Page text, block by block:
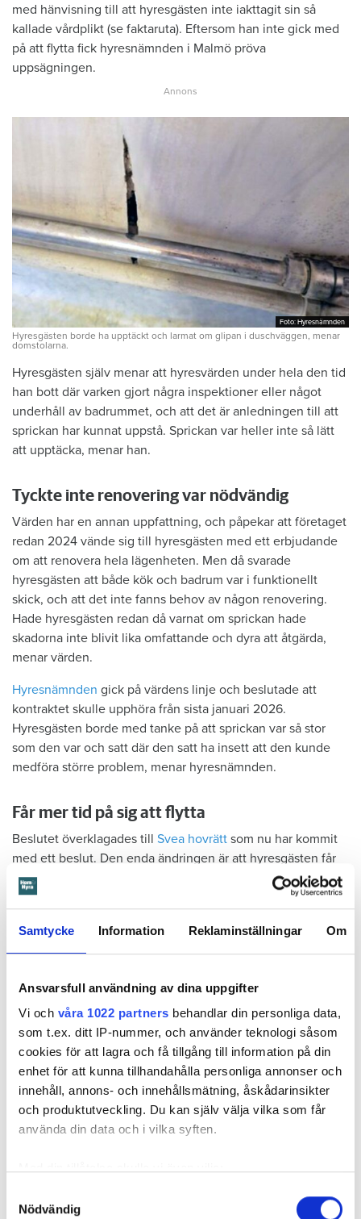
Samtycke Information Reklaminställningar Om
Ansvarsfull användning av dina uppgifter
Vi och våra 1022 partners behandlar din personliga data,
som t.ex. ditt IP-nummer, och använder teknologi såsom
cookies för att lagra och få tillgång till information på din
enhet för att kunna tillhandahålla personliga annonser och
innehåll, annons- och innehållsmätning, åskådarinsikter
och produktutveckling. Du kan själv välja vilka som får
använda din data och i vilka syften.
som kan ha en noggrannhet på upp till flera meter
Nödvändig
med hänvisning till att hyresgästen inte iakttagit sin så
kallade vårdplikt (se faktaruta). Eftersom han inte gick med
på att flytta fick hyresnämnden i Malmö pröva
uppsägningen.
Foto: Hyresnämnden
Foto: Hyresnämnden
Hyresgästen borde ha upptäckt och larmat om glipan i duschväggen, menar
domstolarna.
Hyresgästen själv menar att hyresvärden under hela den tid
han bott där varken gjort några inspektioner eller något
underhåll av badrummet, och att det är anledningen till att
sprickan har kunnat uppstå. Sprickan var heller inte så lätt
att upptäcka, menar han.
Tyckte inte renovering var nödvändig
Värden har en annan uppfattning, och påpekar att företaget
redan 2024 vände sig till hyresgästen med ett erbjudande
om att renovera hela lägenheten. Men då svarade
hyresgästen att både kök och badrum var i funktionellt
skick, och att det inte fanns behov av någon renovering.
Hade hyresgästen redan då varnat om sprickan hade
skadorna inte blivit lika omfattande och dyra att åtgärda,
menar värden.
Hyresnämnden gick på värdens linje och beslutade att
kontraktet skulle upphöra från sista januari 2026.
Hyresgästen borde med tanke på att sprickan var så stor
som den var och satt där den satt ha insett att den kunde
medföra större problem, menar hyresnämnden.
Får mer tid på sig att flytta
Beslutet överklagades till Svea hovrätt som nu har kommit
med ett beslut. Den enda ändringen är att hyresgästen får
längre tid på sig att flytta – något som hyresvärden inför
domen sagt sig villig att gå med på. Innan 2 november i år
Svea hovrätts beslut kan inte överklagas.
Så undviker du mögel – fyra riskplatser i lägenheten: ”Måste städa bort”
Fakta:Värden måste få veta om skador – så säger lagen
En hyresgäst är skyldig att väl vårda lägenheten under
hyrestiden och hålla den ren. Den ska vara i gott skick
hyresgästen har en skyldighet att vid användningen av